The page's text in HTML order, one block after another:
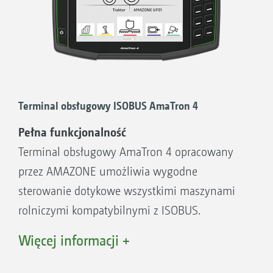
ISOBUS. Zapoznaj się z przykładem
wyświetlania danych maszyny w widoku
karty.
Możliwość obsługi maszyny przez terminal
Elastyczne dopasowanie widoku pola i
maszyny między terminalem ciągnika a
terminalem obsługowym
Unikalna koncepcja obsługi. Dowolnie
konfigurowane wyświetlacze i indywidualne
interfejsy użytkownika dla każdego kierowcy
Użyteczne, dodatkowe funkcje, takie jak
automatyczne opuszczanie belki
Terminal obsługowy ISOBUS AmaTron 4
Pełna funkcjonalność
Terminal obsługowy AmaTron 4 opracowany
przez AMAZONE umożliwia wygodne
sterowanie dotykowe wszystkimi maszynami
rolniczymi kompatybilnymi z ISOBUS.
funkcje ISOBUS, gwarantując maksymalny
Więcej informacji +